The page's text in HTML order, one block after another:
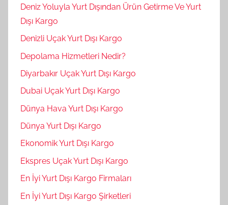
Deniz Yoluyla Yurt Dışından Ürün Getirme Ve Yurt
Dışı Kargo
Denizli Uçak Yurt Dışı Kargo
Depolama Hizmetleri Nedir?
Diyarbakır Uçak Yurt Dışı Kargo
Dubai Uçak Yurt Dışı Kargo
Dünya Hava Yurt Dışı Kargo
Dünya Yurt Dışı Kargo
Ekonomik Yurt Dışı Kargo
Ekspres Uçak Yurt Dışı Kargo
En İyi Yurt Dışı Kargo Firmaları
En İyi Yurt Dışı Kargo Şirketleri